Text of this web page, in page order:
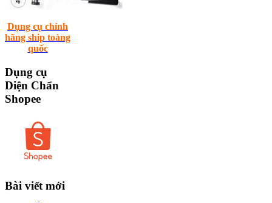
Dụng cụ chính
hãng ship toàng
quốc
Dụng cụ
Diện Chẩn
Shopee
Bài viết mới